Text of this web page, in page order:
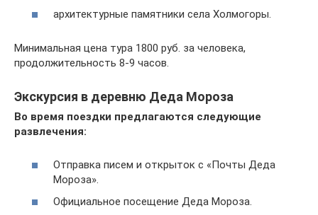
архитектурные памятники села Холмогоры.
Минимальная цена тура 1800 руб. за человека,
продолжительность 8-9 часов.
Экскурсия в деревню Деда Мороза
Во время поездки предлагаются следующие
развлечения:
Отправка писем и открыток с «Почты Деда
Мороза».
Официальное посещение Деда Мороза.